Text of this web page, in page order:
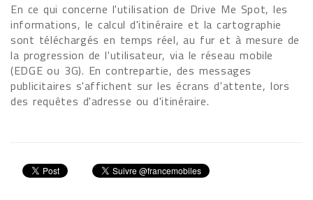
En ce qui concerne l'utilisation de Drive Me Spot, les
informations, le calcul d'itinéraire et la cartographie
sont téléchargés en temps réel, au fur et à mesure de
la progression de l'utilisateur, via le réseau mobile
(EDGE ou 3G). En contrepartie, des messages
publicitaires s'affichent sur les écrans d'attente, lors
des requêtes d'adresse ou d'itinéraire.